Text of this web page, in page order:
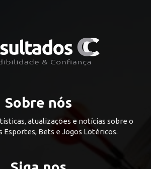
Sobre nós
atualizações e notícias sobre o
Esportes, Bets e Jogos Lotéricos.